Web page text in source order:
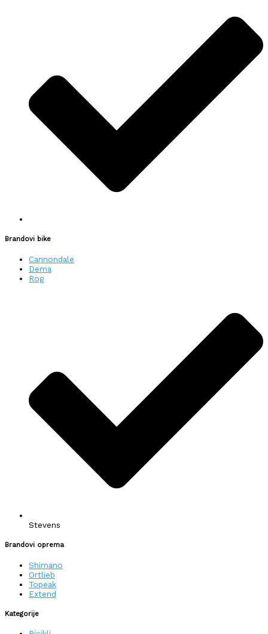
Brandovi bike
Cannondale
Dema
Rog
Stevens
Brandovi oprema
Shimano
Ortlieb
Topeak
Extend
Kategorije